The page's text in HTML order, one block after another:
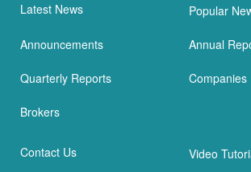
Latest News Popular
Announcements Annual
Quarterly Reports Companies
Brokers
Contact Us Video